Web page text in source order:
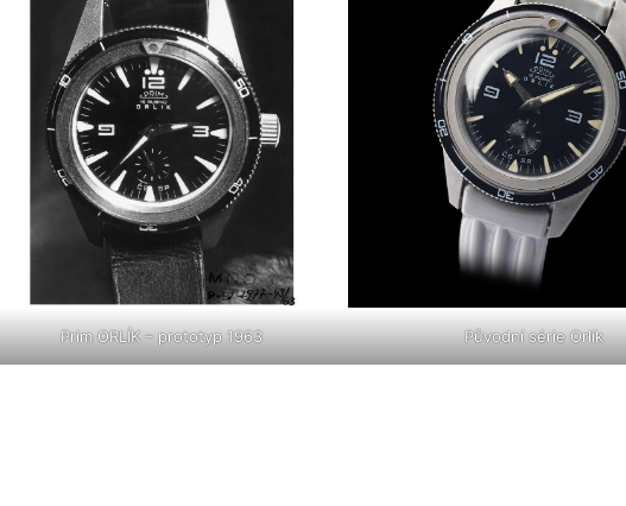
Prim ORLÍK – prototyp 1963 Původní série Orlík